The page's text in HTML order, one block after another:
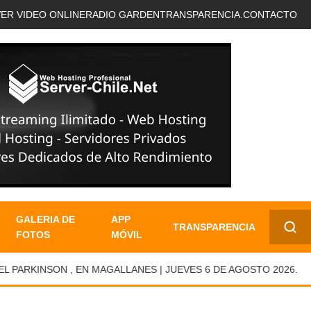
VIDEO ONLINERADIO GARDENTRANSPARENCIA. CONTACTO
GALERIA DE
FOTOS
APP
MÓVIL
TRANSPARENCIA
✕
, EN MAGALLANES | JUEVES 6 DE AGOSTO 2026.